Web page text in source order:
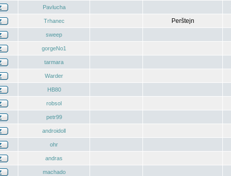
Pavlucha
Trhanec Perštejn
sweep
gorgeNo1
tarmara
Warder
HB80
robsol
petr99
androidoll
ohr
andras
machado